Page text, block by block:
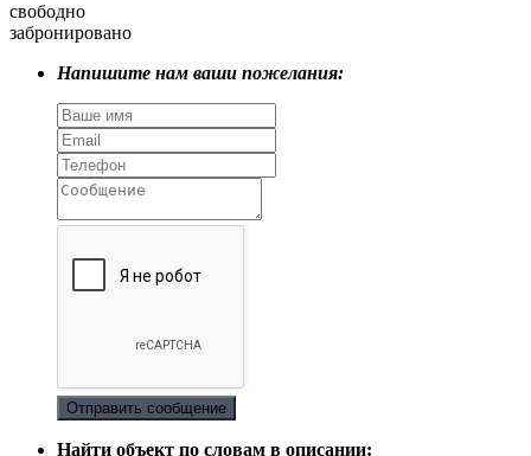
свободно
забронировано
Напишите нам ваши пожелания:
Отправить сообщение
Найти объект по словам в описании: